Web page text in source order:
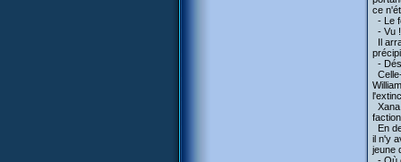
ce
- Le
- Vu
Il
-
En
il n'y
jeune